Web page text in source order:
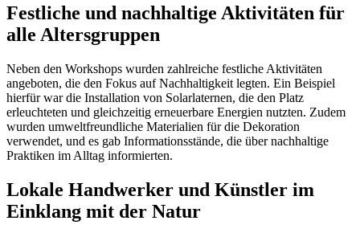
Festliche und nachhaltige Aktivitäten für
alle Altersgruppen
Neben den Workshops wurden zahlreiche festliche Aktivitäten
angeboten, die den Fokus auf Nachhaltigkeit legten. Ein Beispiel
hierfür war die Installation von Solarlaternen, die den Platz
erleuchteten und gleichzeitig erneuerbare Energien nutzten. Zudem
wurden umweltfreundliche Materialien für die Dekoration
verwendet, und es gab Informationsstände, die über nachhaltige
Praktiken im Alltag informierten.
Lokale Handwerker und Künstler im
Einklang mit der Natur